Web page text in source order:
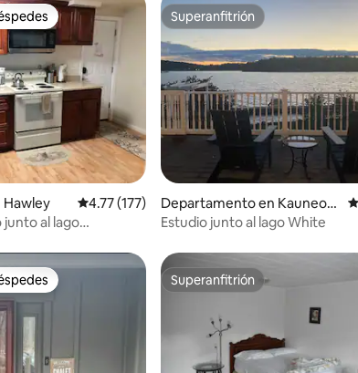
evaluacionesCalificación promedio: 4.77 de 5; 177
4.77 (177)
al lago
Superanfitrión
Superanfitrión
Departamento en Kauneon
ga Lake
Estudio junto al lago White
Superanfitrión
Superanfitrión